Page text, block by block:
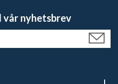
vår nyhetsbrev